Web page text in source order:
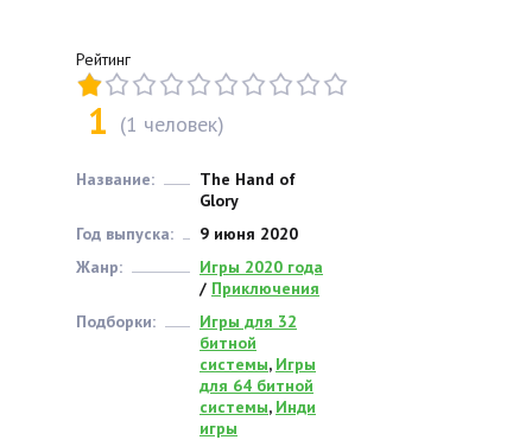
Рейтинг
1 (1 человек)
Название:
The Hand of
Glory
Год выпуска:
9 июня 2020
Жанр:
Игры 2020 года
/ Приключения
Подборки:
Игры для 32
битной
системы, Игры
для 64 битной
системы, Инди
игры